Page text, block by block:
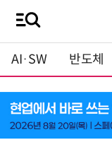
AI·SW 반도체